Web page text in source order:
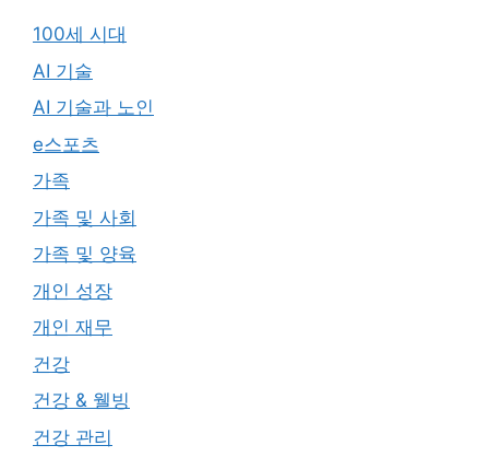
100세 시대
AI 기술
AI 기술과 노인
e스포츠
가족
가족 및 사회
가족 및 양육
개인 성장
개인 재무
건강
건강 & 웰빙
건강 관리